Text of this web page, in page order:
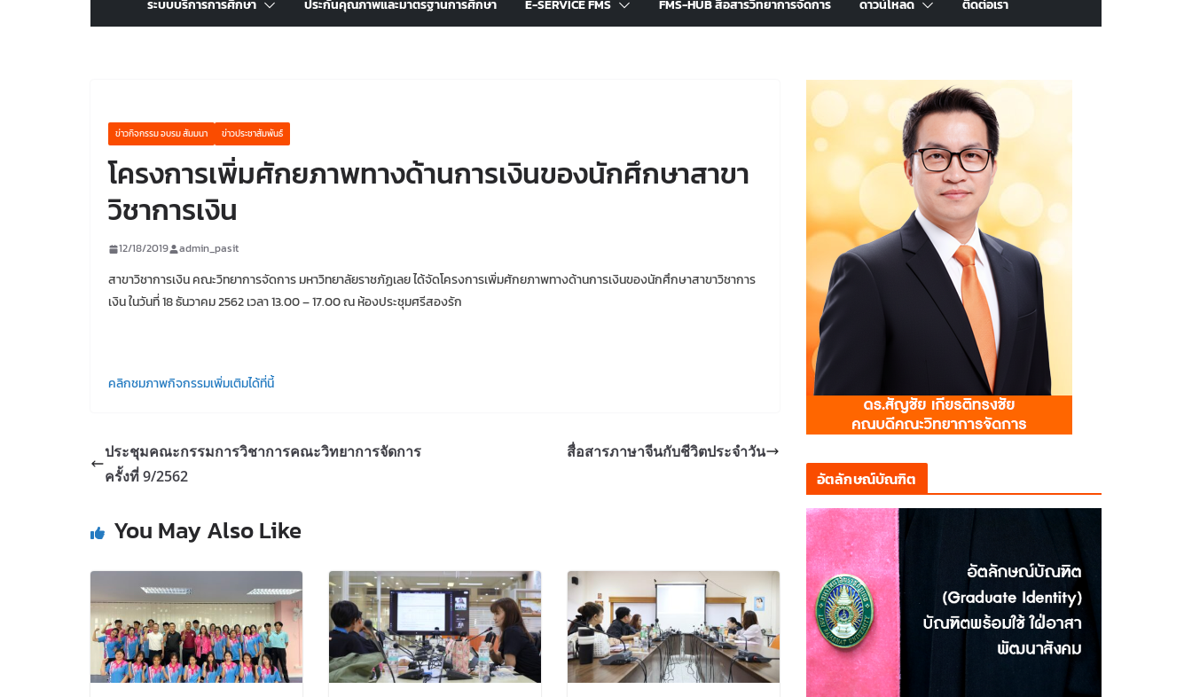
ระบบบริการการศึกษา ประกันคุณภาพและมาตรฐานการศึกษา E-SERVICE FMS FMS-HUB สื่อสารวิทยาการจัดการ ดาวน์โหลด ติดต่อเรา
ข่าวกิจกรรม อบรม สัมมนา ข่าวประชาสัมพันธ์
โครงการเพิ่มศักยภาพทางด้านการเงินของนักศึกษาสาขา
วิชาการเงิน
12/18/2019 admin_pasit
สาขาวิชาการเงิน คณะวิทยาการจัดการ มหาวิทยาลัยราชภัฏเลย ได้จัดโครงการเพิ่มศักยภาพทางด้านการเงินของนักศึกษาสาขาวิชาการ
เงิน ในวันที่ 18 ธันวาคม 2562 เวลา 13.00 – 17.00 ณ ห้องประชุมศรีสองรัก
คลิกชมภาพกิจกรรมเพิ่มเติมได้ที่นี้
ประชุมคณะกรรมการวิชาการคณะวิทยาการจัดการ
ครั้งที่ 9/2562
สื่อสารภาษาจีนกับชีวิตประจำวัน
You May Also Like
อัตลักษณ์บัณฑิต